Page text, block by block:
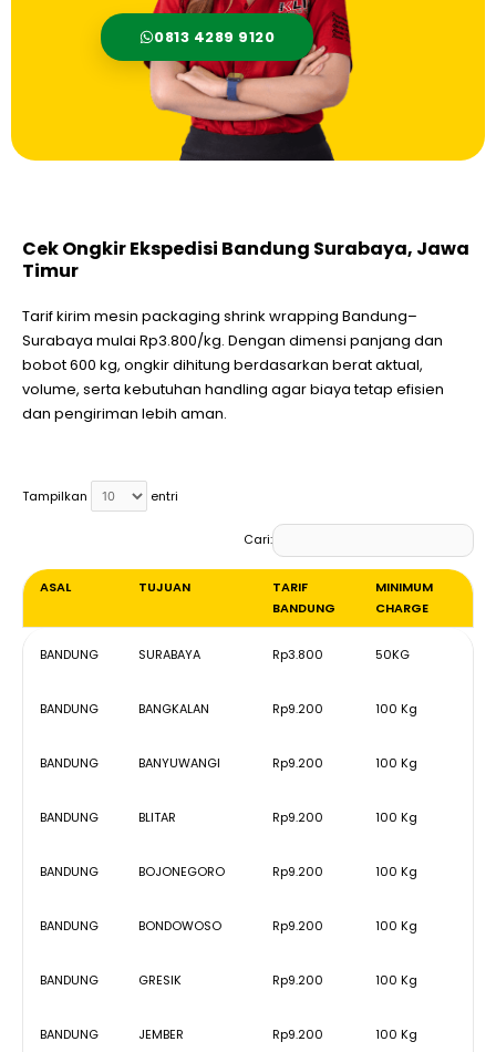
0813 4289 9120
Cek Ongkir Ekspedisi Bandung Surabaya, Jawa
Timur
Tarif kirim mesin packaging shrink wrapping Bandung–
Surabaya mulai Rp3.800/kg. Dengan dimensi panjang dan
bobot 600 kg, ongkir dihitung berdasarkan berat aktual,
volume, serta kebutuhan handling agar biaya tetap efisien
dan pengiriman lebih aman.
Tampilkan entri
Cari:
ASAL TUJUAN
TARIF
BANDUNG
MINIMUM
CHARGE
BANDUNG
CHARGE
BANDUNG SURABAYA Rp3.800 50KG
BANDUNG BANGKALAN Rp9.200 100 Kg
BANDUNG BANYUWANGI Rp9.200 100 Kg
BANDUNG BLITAR Rp9.200 100 Kg
BANDUNG BOJONEGORO Rp9.200 100 Kg
BANDUNG BONDOWOSO Rp9.200 100 Kg
BANDUNG GRESIK Rp9.200 100 Kg
BANDUNG JEMBER Rp9.200 100 Kg